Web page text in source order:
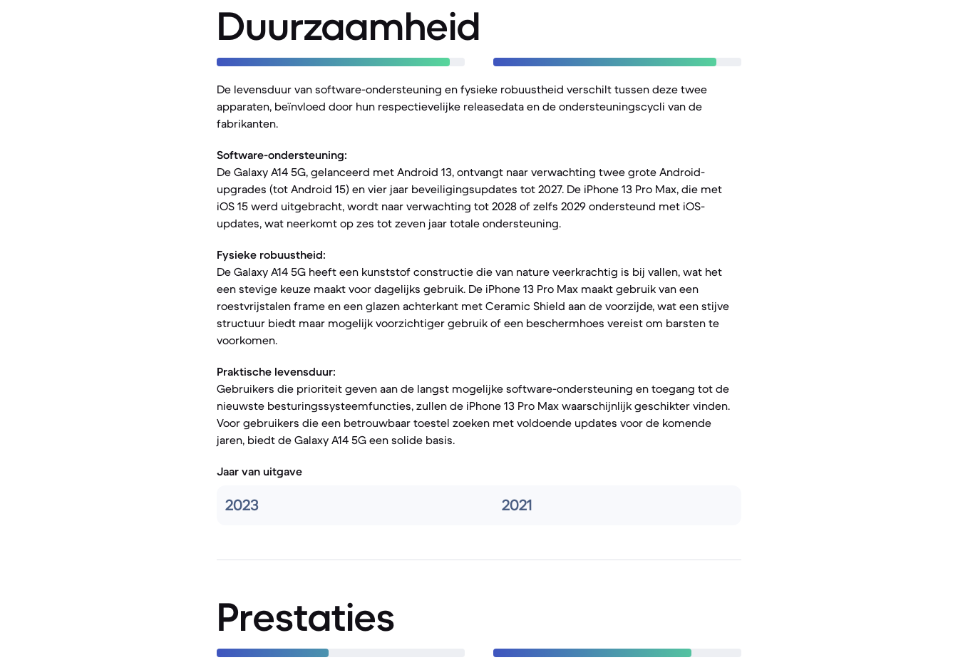
Duurzaamheid
De levensduur van software-ondersteuning en fysieke robuustheid verschilt tussen deze twee
apparaten, beïnvloed door hun respectievelijke releasedata en de ondersteuningscycli van de
fabrikanten.
Software-ondersteuning:
De Galaxy A14 5G, gelanceerd met Android 13, ontvangt naar verwachting twee grote Android-
upgrades (tot Android 15) en vier jaar beveiligingsupdates tot 2027. De iPhone 13 Pro Max, die met
iOS 15 werd uitgebracht, wordt naar verwachting tot 2028 of zelfs 2029 ondersteund met iOS-
updates, wat neerkomt op zes tot zeven jaar totale ondersteuning.
Fysieke robuustheid:
De Galaxy A14 5G heeft een kunststof constructie die van nature veerkrachtig is bij vallen, wat het
een stevige keuze maakt voor dagelijks gebruik. De iPhone 13 Pro Max maakt gebruik van een
roestvrijstalen frame en een glazen achterkant met Ceramic Shield aan de voorzijde, wat een stijve
structuur biedt maar mogelijk voorzichtiger gebruik of een beschermhoes vereist om barsten te
voorkomen.
Praktische levensduur:
Gebruikers die prioriteit geven aan de langst mogelijke software-ondersteuning en toegang tot de
nieuwste besturingssysteemfuncties, zullen de iPhone 13 Pro Max waarschijnlijk geschikter vinden.
Voor gebruikers die een betrouwbaar toestel zoeken met voldoende updates voor de komende
jaren, biedt de Galaxy A14 5G een solide basis.
Jaar van uitgave
2023 2021
Prestaties